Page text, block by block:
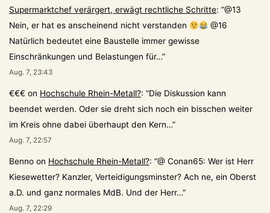
Supermarktchef verärgert, erwägt rechtliche Schritte: “@13
Nein, er hat es anscheinend nicht verstanden
@16
Natürlich bedeutet eine Baustelle immer gewisse
Einschränkungen und Belastungen für…”
Aug. 7, 23:43
€€€ on Hochschule Rhein-Metall?: “Die Diskussion kann
beendet werden. Oder sie dreht sich noch ein bisschen weiter
im Kreis ohne dabei überhaupt den Kern…”
Aug. 7, 22:57
Benno on Hochschule Rhein-Metall?: “@ Conan65: Wer ist Herr
Kiesewetter? Kanzler, Verteidigungsminster? Ach ne, ein Oberst
a.D. und ganz normales MdB. Und der Herr…”
Aug. 7, 22:29